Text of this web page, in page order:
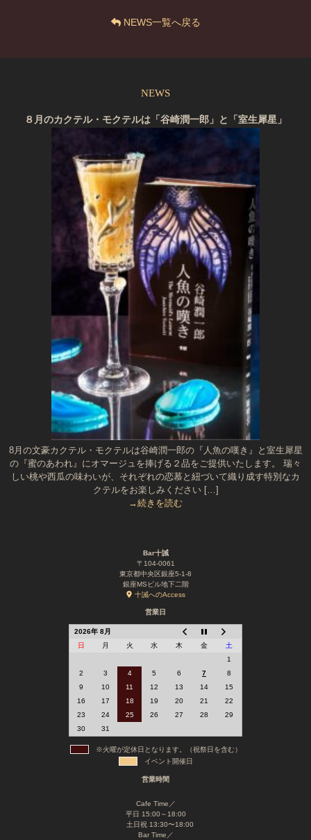
NEWS一覧へ戻る
NEWS
８月のカクテル・モクテルは「谷崎潤一郎」と「室生犀星」
8月の文豪カクテル・モクテルは谷崎潤一郎の『人魚の嘆き』と室生犀星
の『蜜のあわれ』にオマージュを捧げる２品をご提供いたします。 瑞々
しい桃や西瓜の味わいが、それぞれの恋慕と紐づいて織り成す特別なカ
クテルをお楽しみください […]
→続きを読む
Bar十誡
〒104-0061
東京都中央区銀座5-1-8
銀座MSビル地下二階
十誡へのAccess
営業日
2026年 8月
日
月 火 水 木 金
土
1
2
3 4 5 6 7
8
9
10 11 12 13 14
15
16
17 18 19 20 21
22
23
24 25 26 27 28
29
30
31
※火曜が定休日となります。（祝祭日を含む）
イベント開催日
営業時間
Cafe Time／
平日 15:00～18:00
土日祝 13:30〜18:00
Bar Time／